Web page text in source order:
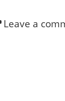
Leave a